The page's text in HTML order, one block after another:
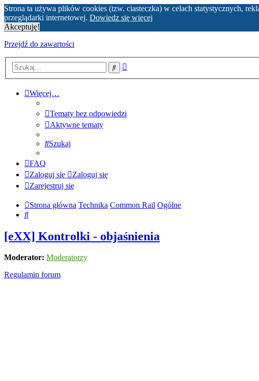
Strona ta używa plików cookies (tzw. ciasteczka) w celach statystycznych,
przeglądarki internetowej. Dowiedz się więcej
Akceptuję!
Przejdź do zawartości
Szukaj
Więcej…
Tematy bez odpowiedzi
Aktywne tematy
Szukaj
FAQ
Zaloguj się
Zaloguj się
Zarejestruj się
Strona główna Technika Common Rail Ogólne
Szukaj
[eXX] Kontrolki - objaśnienia
Moderator: Moderatorzy
Regulamin forum